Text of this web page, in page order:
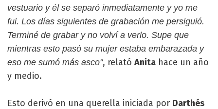
vestuario y él se separó inmediatamente y yo me
fui. Los días siguientes de grabación me persiguió.
Terminé de grabar y no volví a verlo. Supe que
mientras esto pasó su mujer estaba embarazada y
eso me sumó más asco", relató Anita hace un año
y medio.
Esto derivó en una querella iniciada por Darthés